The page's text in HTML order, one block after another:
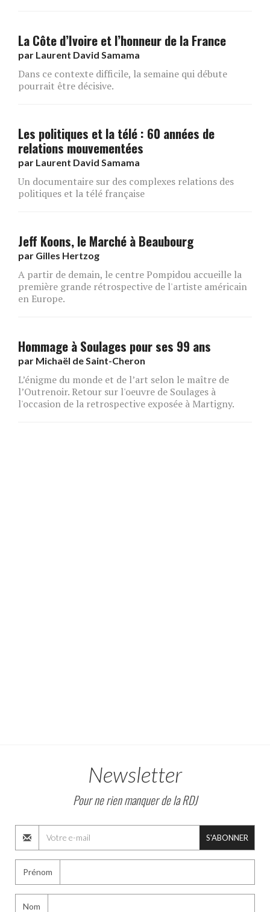
La Côte d’Ivoire et l’honneur de la France
par Laurent David Samama
Dans ce contexte difficile, la semaine qui débute
pourrait être décisive.
Les politiques et la télé : 60 années de
relations mouvementées
par Laurent David Samama
Un documentaire sur des complexes relations des
politiques et la télé française
Jeff Koons, le Marché à Beaubourg
par Gilles Hertzog
A partir de demain, le centre Pompidou accueille la
première grande rétrospective de l'artiste américain
en Europe.
Hommage à Soulages pour ses 99 ans
par Michaël de Saint-Cheron
L’énigme du monde et de l’art selon le maître de
l’Outrenoir. Retour sur l'oeuvre de Soulages à
l'occasion de la retrospective exposée à Martigny.
Newsletter
Pour ne rien manquer de la RDJ
S'ABONNER
Prénom
Nom